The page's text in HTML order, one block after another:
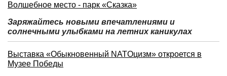
Волшебное место - парк «Сказка»
Заряжайтесь новыми впечатлениями и
солнечными улыбками на летних каникулах
Выставка «Обыкновенный NATOцизм» откроется в
Музее Победы